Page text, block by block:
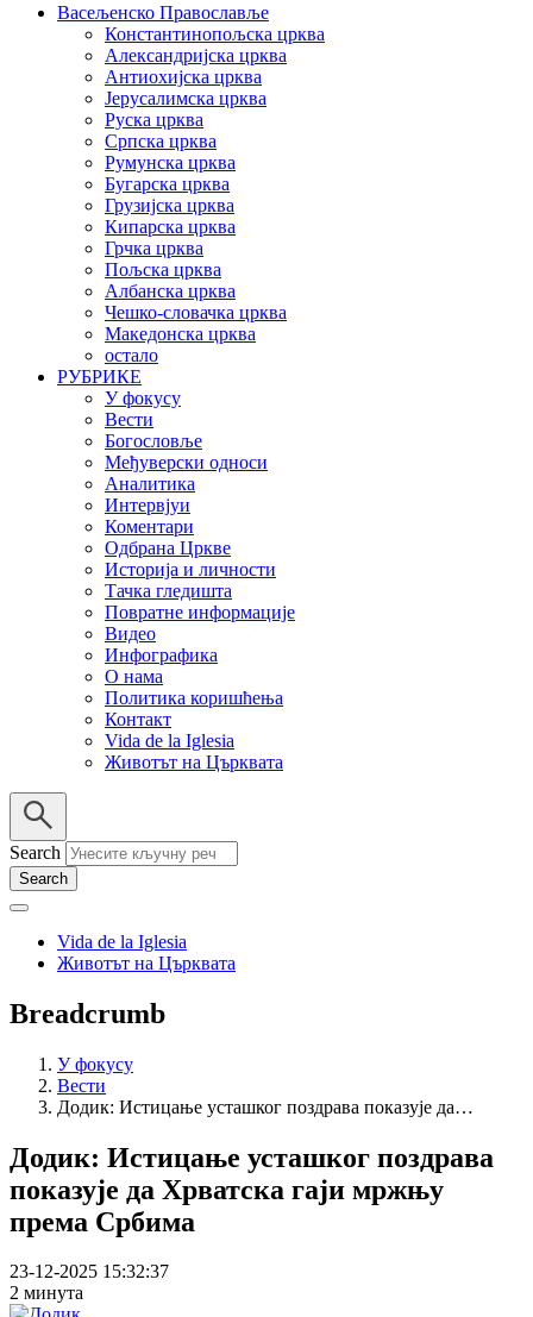
Васељенско Православље
Константинопољска црква
Александријска црква
Антиохијска црква
Јерусалимска црква
Руска црква
Српска црква
Румунска црква
Бугарска црква
Грузијска црква
Кипарска црква
Грчка црква
Пољска црква
Албанска црква
Чешко-словачка црква
Македонска црква
остало
РУБРИКЕ
У фокусу
Вести
Богословље
Међуверски односи
Аналитика
Интервјуи
Коментари
Одбрана Цркве
Историја и личности
Тачка гледишта
Повратне информације
Видео
Инфографика
О нама
Политика коришћења
Контакт
Vida de la Iglesia
Животът на Църквата
Search
Vida de la Iglesia
Животът на Църквата
Breadcrumb
У фокусу
Вести
Додик: Истицање усташког поздрава показује да…
Додик: Истицање усташког поздрава
показује да Хрватска гаји мржњу
према Србима
23-12-2025 15:32:37
2 минута